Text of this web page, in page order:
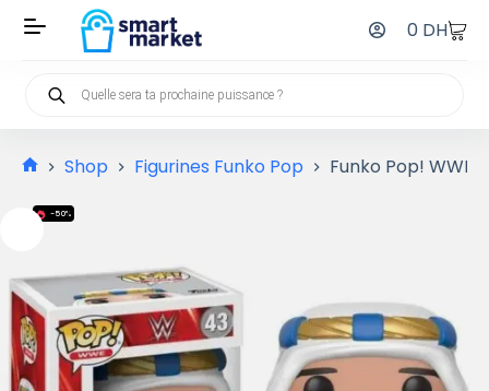
0 DH
Shop Figurines Funko Pop Funko Pop! WWE
-50%